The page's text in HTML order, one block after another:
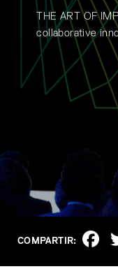
THE ART OF
collaborative
COMPARTIR: